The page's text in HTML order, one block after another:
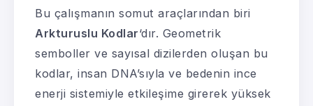
Bu çalışmanın somut araçlarından biri
Arkturuslu Kodlar‘dır. Geometrik
semboller ve sayısal dizilerden oluşan bu
kodlar, insan DNA’sıyla ve bedenin ince
enerji sistemiyle etkileşime girerek yüksek